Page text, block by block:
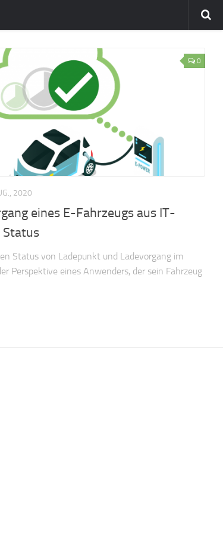
0
2020
eines E-Fahrzeugs aus IT-
Status
Status von Ladepunkt und Ladevorgang im
Perspektive eines Anwenders, der sein Fahrzeug